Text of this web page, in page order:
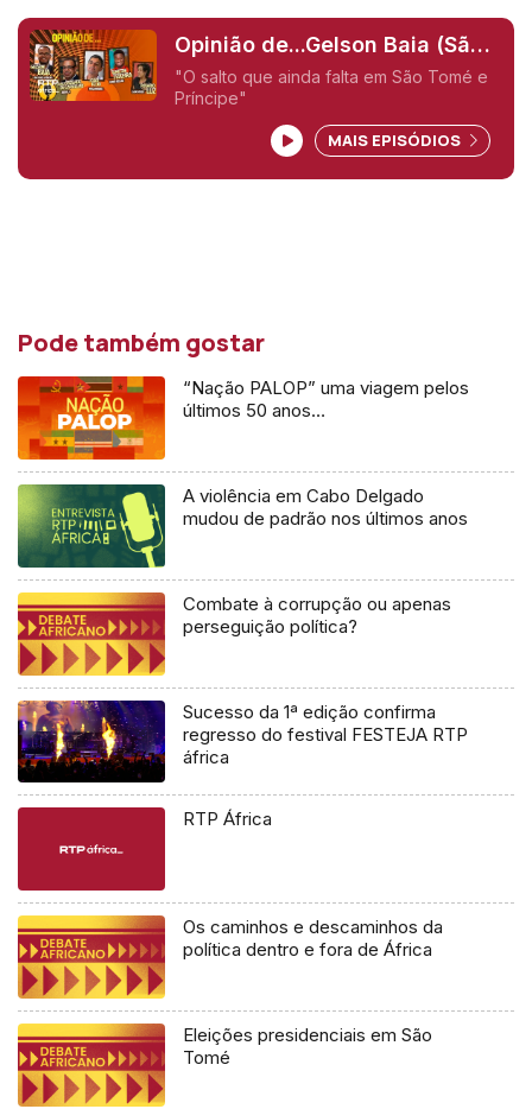
Opinião de...Gelson Baia (São
Tomé e Principe),
"O salto que ainda falta em São Tomé e
Príncipe"
MAIS EPISÓDIOS
Pode também gostar
“Nação PALOP” uma viagem pelos
últimos 50 anos…
A violência em Cabo Delgado
mudou de padrão nos últimos anos
Combate à corrupção ou apenas
perseguição política?
Sucesso da 1ª edição confirma
regresso do festival FESTEJA RTP
áfrica
RTP África
Os caminhos e descaminhos da
política dentro e fora de África
Eleições presidenciais em São
Tomé